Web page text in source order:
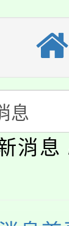
迎
、諮
生
校
」簡
名
115
園市
動
度「
推展
」
金
市
消息